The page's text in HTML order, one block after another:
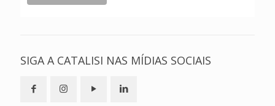
SIGA A CATALISI NAS MÍDIAS SOCIAIS